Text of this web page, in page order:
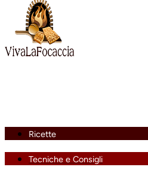
Ricette
Tecniche e Consigli